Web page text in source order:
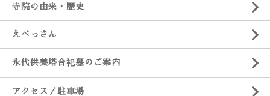
寺院の由来・歴史
えべっさん
永代供養塔合祀墓のご案内
アクセス／駐車場